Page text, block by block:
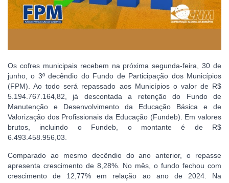
Os cofres municipais recebem na próxima segunda-feira, 30 de
junho, o 3º decêndio do Fundo de Participação dos Municípios
(FPM). Ao todo será repassado aos Municípios o valor de R$
5.194.767.164,82, já descontada a retenção do Fundo de
Manutenção e Desenvolvimento da Educação Básica e de
Valorização dos Profissionais da Educação (Fundeb). Em valores
brutos, incluindo o Fundeb, o montante é de R$
6.493.458.956,03.
Comparado ao mesmo decêndio do ano anterior, o repasse
apresenta crescimento de 8,28%. No mês, o fundo fechou com
crescimento de 12,77% em relação ao ano de 2024. Na